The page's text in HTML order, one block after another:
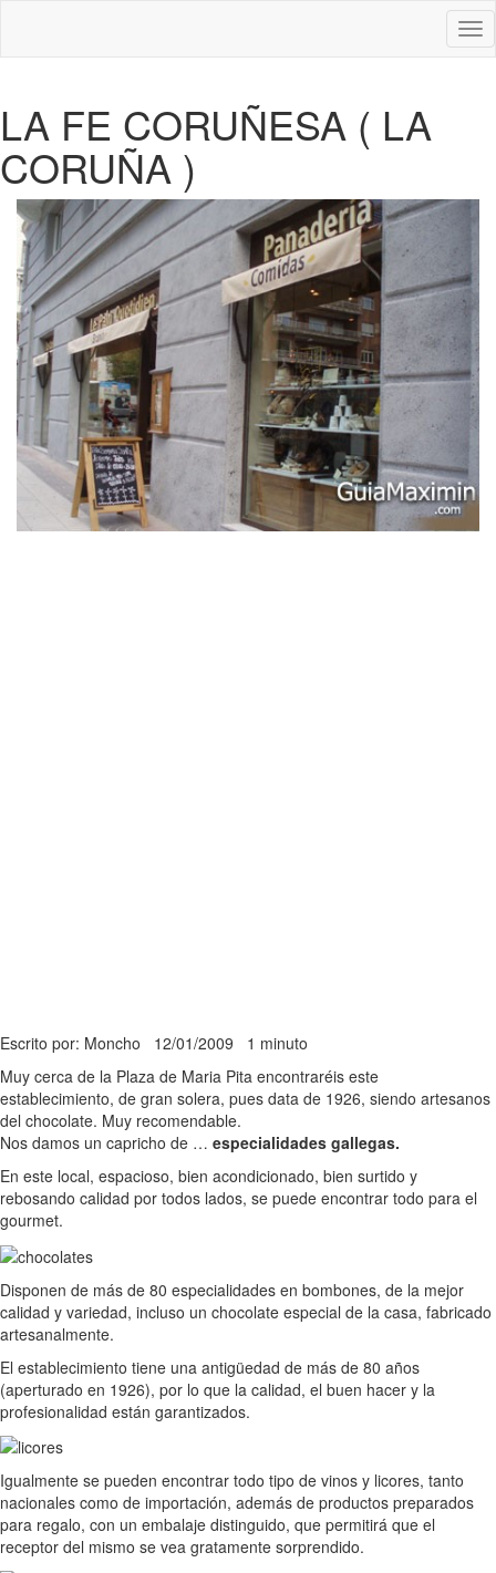
LA FE CORUÑESA ( LA
CORUÑA )
Escrito por: Moncho 12/01/2009 1 minuto
Muy cerca de la Plaza de Maria Pita encontraréis este
establecimiento, de gran solera, pues data de 1926, siendo artesanos
del chocolate. Muy recomendable.
Nos damos un capricho de … especialidades gallegas.
En este local, espacioso, bien acondicionado, bien surtido y
rebosando calidad por todos lados, se puede encontrar todo para el
gourmet.
Disponen de más de 80 especialidades en bombones, de la mejor
calidad y variedad, incluso un chocolate especial de la casa, fabricado
artesanalmente.
El establecimiento tiene una antigüedad de más de 80 años
(aperturado en 1926), por lo que la calidad, el buen hacer y la
profesionalidad están garantizados.
Igualmente se pueden encontrar todo tipo de vinos y licores, tanto
nacionales como de importación, además de productos preparados
para regalo, con un embalaje distinguido, que permitirá que el
receptor del mismo se vea gratamente sorprendido.